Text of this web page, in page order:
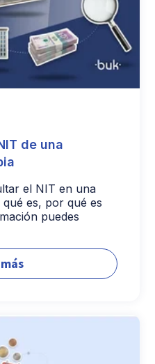
de una
el NIT en una
es, por qué es
puedes